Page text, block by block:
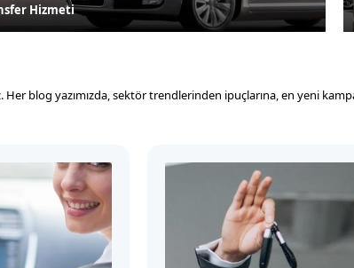
Hizmeti
blog yazımızda, sektör trendlerinden ipuçlarına, en yeni